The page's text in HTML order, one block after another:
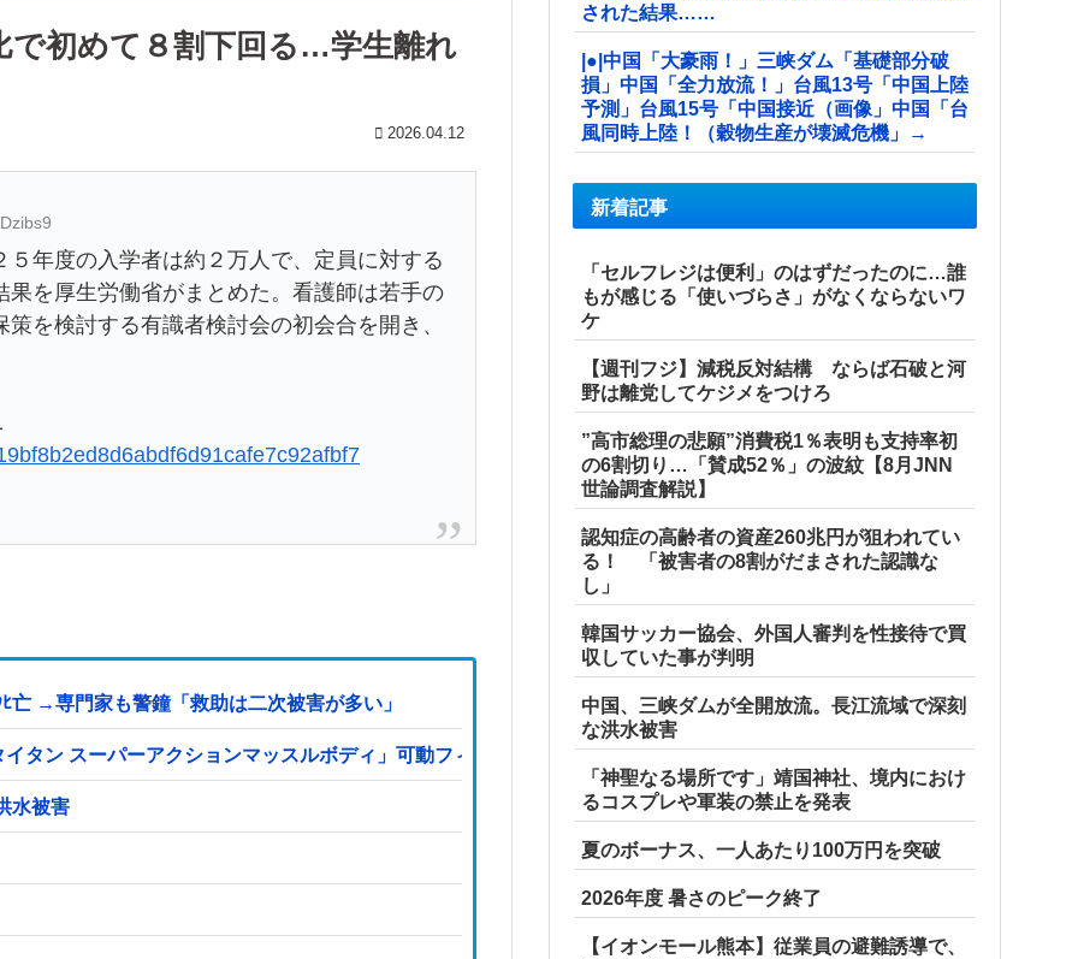
で初めて８割下回る…学生離れ
2026.04.12
年度の入学者は約２万人で、定員に対する
を厚生労働省がまとめた。看護師は若手の
を検討する有識者検討会の初会合を開き、
→専門家も警鐘「救助は二次被害が多い」
タン スーパーアクションマッスルボディ」可動フィギュア各種【予約開始】
水被害
された結果……
|●|中国「大豪雨！」三峡ダム「基礎部分破
損」中国「全力放流！」台風13号「中国上陸
予測」台風15号「中国接近（画像」中国「台
風同時上陸！（穀物生産が壊滅危機」→
新着記事
「セルフレジは便利」のはずだったのに…誰
もが感じる「使いづらさ」がなくならないワ
ケ
【週刊フジ】減税反対結構 ならば石破と河
野は離党してケジメをつけろ
”高市総理の悲願”消費税1％表明も支持率初
の6割切り…「賛成52％」の波紋【8月JNN
世論調査解説】
認知症の高齢者の資産260兆円が狙われてい
る！ 「被害者の8割がだまされた認識な
し」
韓国サッカー協会、外国人審判を性接待で買
収していた事が判明
中国、三峡ダムが全開放流。長江流域で深刻
な洪水被害
「神聖なる場所です」靖国神社、境内におけ
るコスプレや軍装の禁止を発表
夏のボーナス、一人あたり100万円を突破
2026年度 暑さのピーク終了
【イオンモール熊本】従業員の避難誘導で、